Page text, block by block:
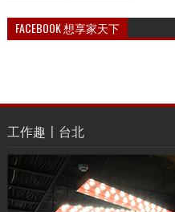
FACEBOOK 想享家天下
工作趣〡台北